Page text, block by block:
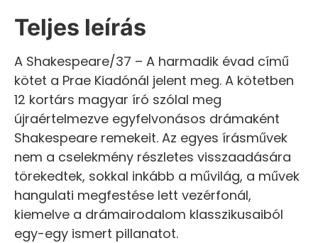
Teljes leírás
A Shakespeare/37 – A harmadik évad című
kötet a Prae Kiadónál jelent meg. A kötetben
12 kortárs magyar író szólal meg
újraértelmezve egyfelvonásos drámaként
Shakespeare remekeit. Az egyes írásművek
nem a cselekmény részletes visszaadására
törekedtek, sokkal inkább a művilág, a művek
hangulati megfestése lett vezérfonál,
kiemelve a drámairodalom klasszikusaiból
egy-egy ismert pillanatot.